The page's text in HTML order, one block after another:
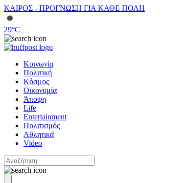
ΚΑΙΡΟΣ - ΠΡΟΓΝΩΣΗ ΓΙΑ ΚΑΘΕ ΠΟΛΗ
29°C
Κοινωνία
Πολιτική
Κόσμος
Οικονομία
Άποψη
Life
Entertainment
Πολιτισμός
Αθλητικά
Video